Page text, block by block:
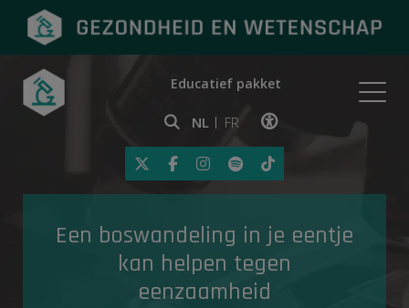
Onderwerpen
Gezondheid in de media
Educatief pakket
NL FR
Klik op deze link om
Een boswandeling in je eentje
kan helpen tegen
eenzaamheid